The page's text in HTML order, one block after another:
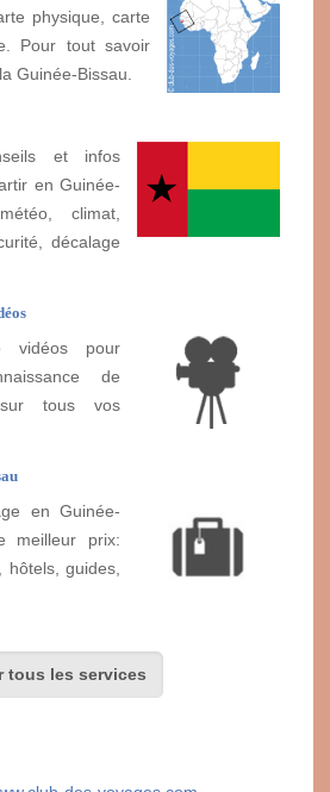
physique, carte
Pour tout savoir
Guinée-Bissau.
et infos
en Guinée-
climat,
décalage
vidéos pour
de
sur tous vos
en Guinée-
meilleur prix:
hôtels, guides,
tous les services